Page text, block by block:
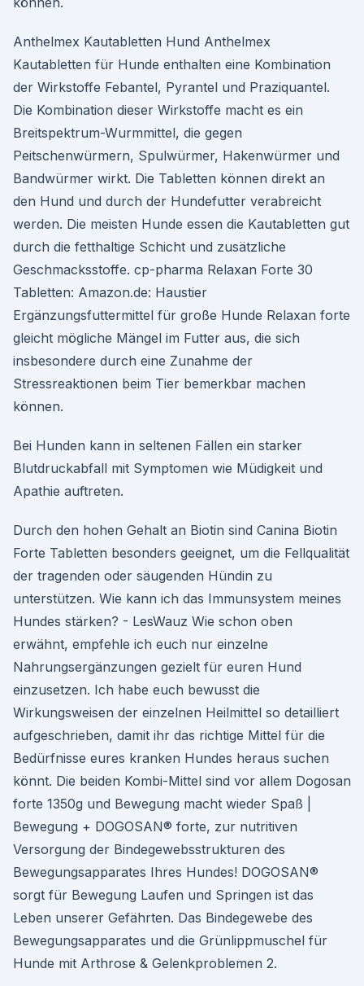
Anthelmex Kautabletten Hund Anthelmex
Kautabletten für Hunde enthalten eine Kombination
der Wirkstoffe Febantel, Pyrantel und Praziquantel.
Die Kombination dieser Wirkstoffe macht es ein
Breitspektrum-Wurmmittel, die gegen
Peitschenwürmern, Spulwürmer, Hakenwürmer und
Bandwürmer wirkt. Die Tabletten können direkt an
den Hund und durch der Hundefutter verabreicht
werden. Die meisten Hunde essen die Kautabletten gut
durch die fetthaltige Schicht und zusätzliche
Geschmacksstoffe. cp-pharma Relaxan Forte 30
Tabletten: Amazon.de: Haustier
Ergänzungsfuttermittel für große Hunde Relaxan forte
gleicht mögliche Mängel im Futter aus, die sich
insbesondere durch eine Zunahme der
Stressreaktionen beim Tier bemerkbar machen
können.
Bei Hunden kann in seltenen Fällen ein starker
Blutdruckabfall mit Symptomen wie Müdigkeit und
Apathie auftreten.
Durch den hohen Gehalt an Biotin sind Canina Biotin
Forte Tabletten besonders geeignet, um die Fellqualität
der tragenden oder säugenden Hündin zu
unterstützen. Wie kann ich das Immunsystem meines
Hundes stärken? - LesWauz Wie schon oben
erwähnt, empfehle ich euch nur einzelne
Nahrungsergänzungen gezielt für euren Hund
einzusetzen. Ich habe euch bewusst die
Wirkungsweisen der einzelnen Heilmittel so detailliert
aufgeschrieben, damit ihr das richtige Mittel für die
Bedürfnisse eures kranken Hundes heraus suchen
könnt. Die beiden Kombi-Mittel sind vor allem Dogosan
forte 1350g und Bewegung macht wieder Spaß |
Bewegung + DOGOSAN® forte, zur nutritiven
Versorgung der Bindegewebsstrukturen des
Bewegungsapparates Ihres Hundes! DOGOSAN®
sorgt für Bewegung Laufen und Springen ist das
Leben unserer Gefährten. Das Bindegewebe des
Bewegungsapparates und die Grünlippmuschel für
Hunde mit Arthrose & Gelenkproblemen 2.